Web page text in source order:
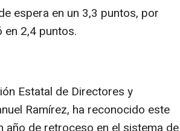
espera en un 3,3 puntos, por
en 2,4 puntos.
Estatal de Directores y
Ramírez, ha reconocido este